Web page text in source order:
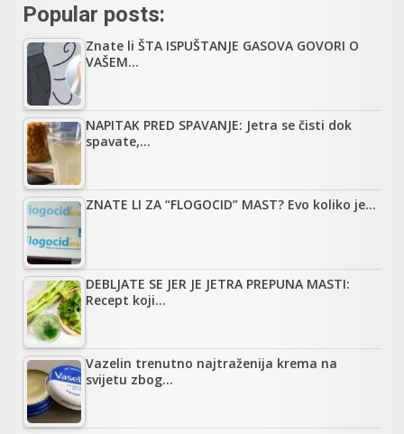
Popular posts:
Znate li ŠTA ISPUŠTANJE GASOVA GOVORI O
VAŠEM…
NAPITAK PRED SPAVANJE: Jetra se čisti dok
spavate,…
ZNATE LI ZA “FLOGOCID” MAST? Evo koliko je…
DEBLJATE SE JER JE JETRA PREPUNA MASTI:
Recept koji…
Vazelin trenutno najtraženija krema na
svijetu zbog…